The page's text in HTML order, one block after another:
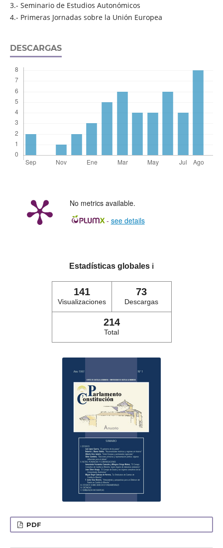
3.- Seminario de Estudios Autonómicos
4.- Primeras Jornadas sobre la Unión Europea
DESCARGAS
No metrics available.
- see details
Estadísticas globales ℹ️
141
Visualizaciones
73
Descargas
214
Total
PDF